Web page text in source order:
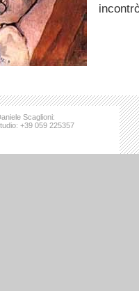
Scaglioni:
+39 059 225357